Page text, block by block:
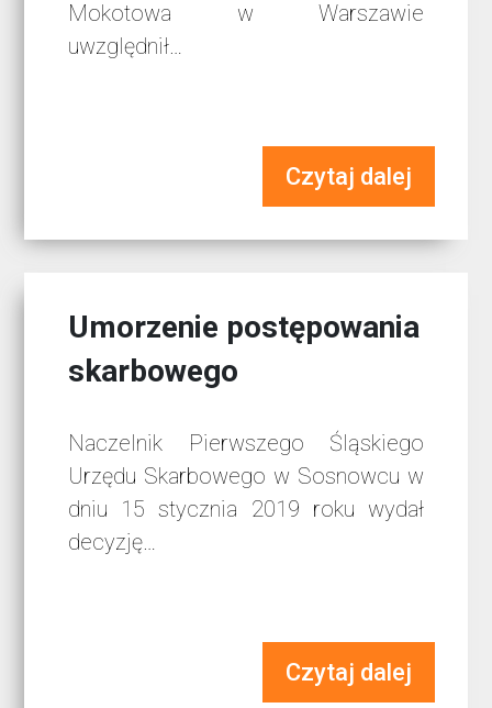
Mokotowa w Warszawie
uwzględnił…
Czytaj dalej
Umorzenie postępowania
skarbowego
Naczelnik Pierwszego Śląskiego
Urzędu Skarbowego w Sosnowcu w
dniu 15 stycznia 2019 roku wydał
decyzję…
Czytaj dalej